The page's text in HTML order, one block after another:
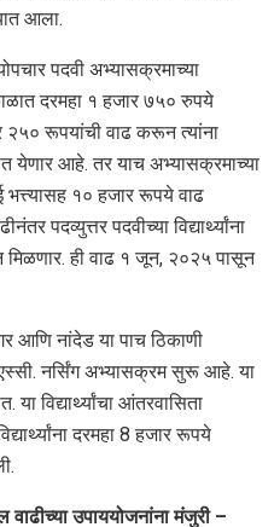
आला.
पदवी अभ्यासक्रमाच्या
दरमहा १ हजार ७५० रुपये
२५० रूपयांची वाढ करून त्यांना
येणार आहे. तर याच अभ्यासक्रमाच्या
भत्त्यासह १० हजार रूपये वाढ
पदव्युत्तर पदवीच्या विद्यार्थ्यांना
ही वाढ १ जून, २०२५ पासून
आणि नांदेड या पाच ठिकाणी
नर्सिंग अभ्यासक्रम सुरू आहे. या
या विद्यार्थ्यांचा आंतरवासिता
दरमहा 8 हजार रूपये
वाढीच्या उपाययोजनांना मंजुरी –